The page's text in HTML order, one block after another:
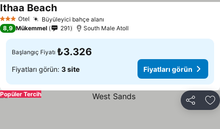
3 YıldızOtel Büyüleyici bahçe alanı
Ithaa BeachFiyatları görün
8,9 Mükemmel 291 South Male Atoll
Başlangıç Fiyatı ₺3.326
Fiyatları görün: 3 site Fiyatları görün
Paylaş
Popüler Tercih